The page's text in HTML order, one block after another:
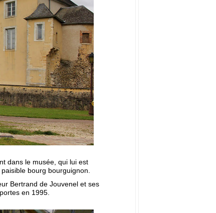
dans le musée, qui lui est
bourg bourguignon.
Bertrand de Jouvenel et ses
en 1995.